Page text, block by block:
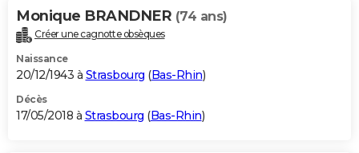
Monique BRANDNER (74 ans)
Créer une cagnotte obsèques
Naissance
20/12/1943 à Strasbourg (Bas-Rhin)
Décès
17/05/2018 à Strasbourg (Bas-Rhin)